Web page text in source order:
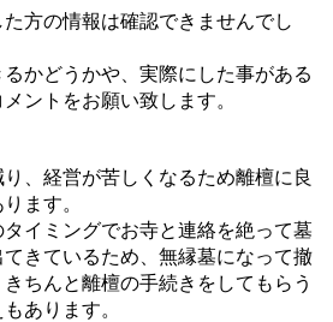
方の情報は確認できませんでし
かどうかや、実際にした事がある
ントをお願い致します。
、経営が苦しくなるため離檀に良
ます。
イミングでお寺と連絡を絶って墓
きているため、無縁墓になって撤
ちんと離檀の手続きをしてもらう
あります。